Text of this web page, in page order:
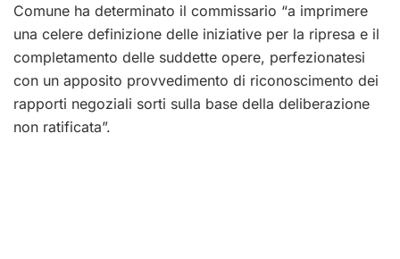
Comune ha determinato il commissario “a imprimere
una celere definizione delle iniziative per la ripresa e il
completamento delle suddette opere, perfezionatesi
con un apposito provvedimento di riconoscimento dei
rapporti negoziali sorti sulla base della deliberazione
non ratificata”.